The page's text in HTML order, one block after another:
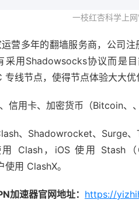
一枝红杏科学上
营多年的翻墙服务商，公司
采用Shadowsocks协议而是
线节点，使得节点体验大大优
信用卡、加密货币（Bitcoin、
、Shadowrocket、Surge
Clash，iOS 使用 Stash
用 ClashX。
加速器官网地址： https://